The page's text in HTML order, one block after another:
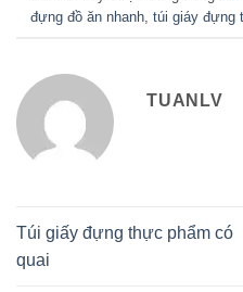
đựng đồ ăn nhanh, túi giáy đựng
TUANLV
Túi giấy đựng thực phẩm có
quai